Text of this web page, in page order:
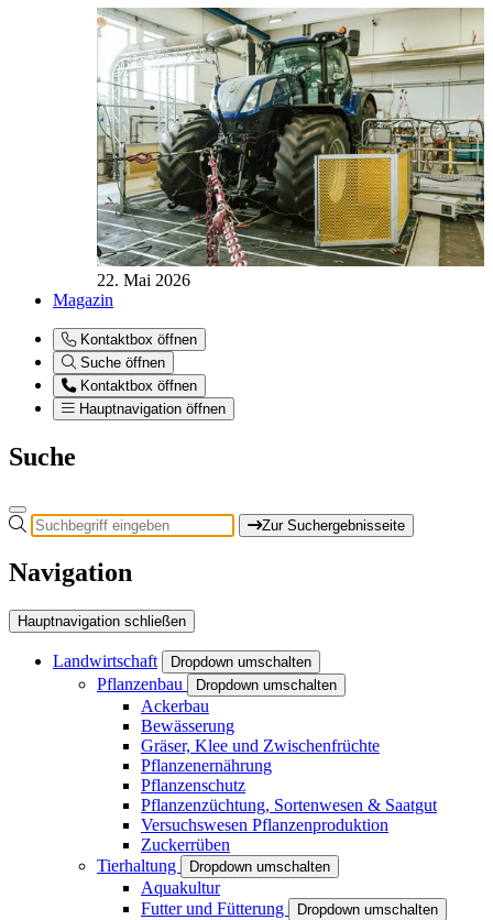
22. Mai 2026
Magazin
Kontaktbox öffnen
Suche öffnen
Kontaktbox öffnen
Hauptnavigation öffnen
Suche
Zur Suchergebnisseite
Navigation
Hauptnavigation schließen
Landwirtschaft Dropdown umschalten
Pflanzenbau Dropdown umschalten
Ackerbau
Bewässerung
Gräser, Klee und Zwischenfrüchte
Pflanzenernährung
Pflanzenschutz
Pflanzenzüchtung, Sortenwesen & Saatgut
Versuchswesen Pflanzenproduktion
Zuckerrüben
Tierhaltung
Dropdown umschalten
Aquakultur
Futter und Fütterung
Dropdown umschalten